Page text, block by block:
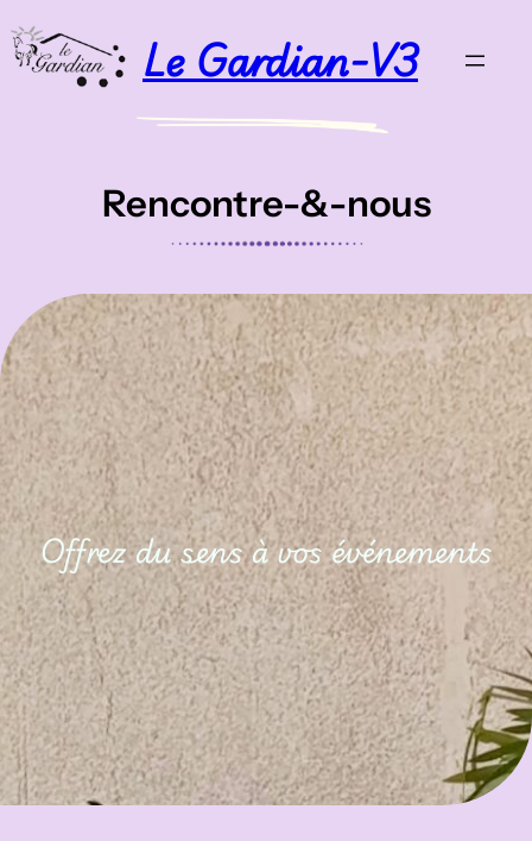
Aller
au
Le Gardian-V3
Rencontre-&-nous
Offrez du sens à vos événements